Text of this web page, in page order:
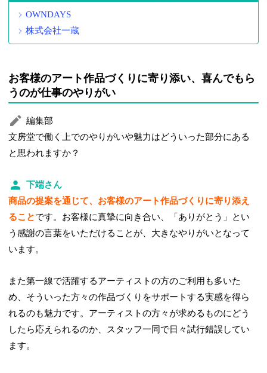
OWNDAYS
株式会社一蔵
お客様のアート作品づくりに寄り添い、喜んでもら
うのが仕事のやりがい
編集部
文房堂で働く上でのやりがいや魅力はどういった部分にある
と思われますか？
下端さん
商品の提案を通じて、お客様のアート作品づくりに寄り添え
ることです。お客様に真摯に向き合い、「ありがとう」とい
う感謝の言葉をいただけることが、大きなやりがいとなって
います。
また第一線で活躍するアーティストの方のご利用も多いた
め、そういった方々の作品づくりをサポートする実感を得ら
れるのも魅力です。アーティストの方々が求めるものにどう
したら応えられるのか、スタッフ一同で日々試行錯誤してい
ます。